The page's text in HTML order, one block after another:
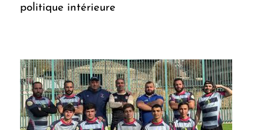
politique intérieure